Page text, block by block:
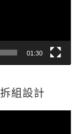
01:30
組設計